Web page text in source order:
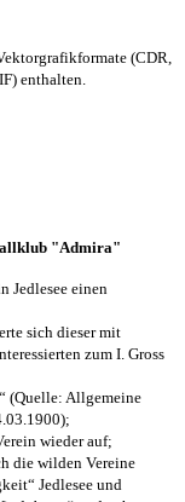
(CDR,
enthalten.
"Admira"
Jedlesee einen
sich dieser mit
zum I. Gross
(Quelle: Allgemeine
wieder auf;
die wilden Vereine
Jedlesee und